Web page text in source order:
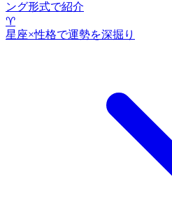
ング形式で紹介
♈
星座×性格で運勢を深掘り